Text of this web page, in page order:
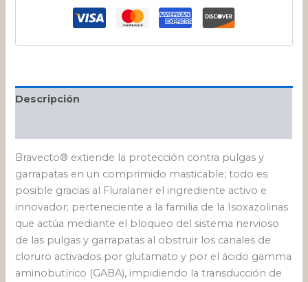
Descripción
Bravecto® extiende la protección contra pulgas y
garrapatas en un comprimido masticable; todo es
posible gracias al Fluralaner el ingrediente activo e
innovador; perteneciente a la familia de la Isoxazolinas
que actúa mediante el bloqueo del sistema nervioso
de las pulgas y garrapatas al obstruir los canales de
cloruro activados por glutamato y por el ácido gamma
aminobutírico (GABA), impidiendo la transducción de